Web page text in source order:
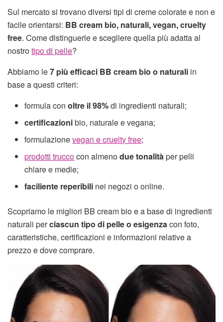
Sul mercato si trovano diversi tipi di creme colorate e non e
facile orientarsi: BB cream bio, naturali, vegan, cruelty
free. Come distinguerle e scegliere quella più adatta al
nostrotipo di pelle?
Abbiamo le7 più efficaci BB cream bio o naturali in
base a questi criteri:
formula conoltre il 98%di ingredienti naturali;
certificazionibio, naturale e vegana;
formulazionevegan e cruelty free;
prodotti truccocon almenodue tonalitàper pelli
chiare e medie;
faciliente reperibili nei negozi o online.
Scopriamo le migliori BB cream bio e a base di ingredienti
naturali perciascun tipo di pelle o esigenzacon foto,
caratteristiche, certificazioni e informazioni relative a
prezzo e dove comprare.